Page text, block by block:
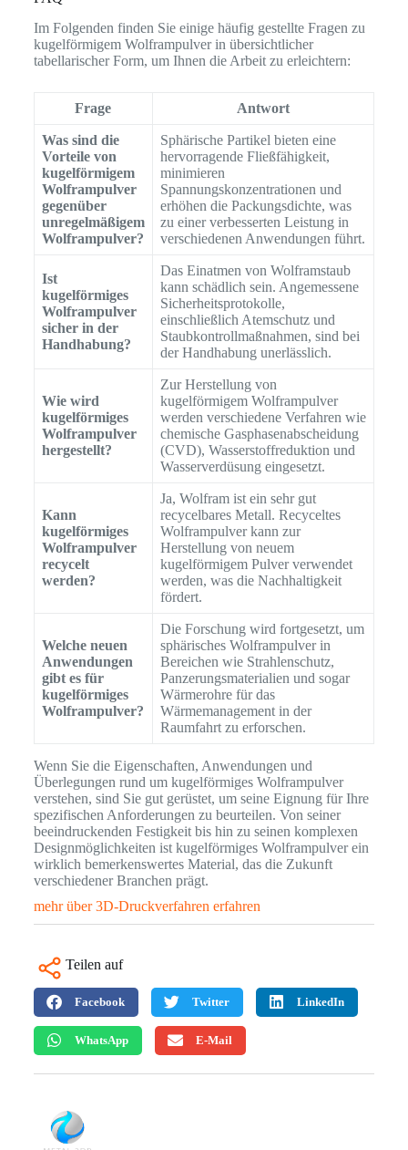
Im Folgenden finden Sie einige häufig gestellte Fragen zu
kugelförmigem Wolframpulver in übersichtlicher
tabellarischer Form, um Ihnen die Arbeit zu erleichtern:
Frage Antwort
Was sind die
Vorteile von
kugelförmigem
Wolframpulver
gegenüber
unregelmäßigem
Wolframpulver?
Sphärische Partikel bieten eine
hervorragende Fließfähigkeit,
minimieren
Spannungskonzentrationen und
erhöhen die Packungsdichte, was
zu einer verbesserten Leistung in
verschiedenen Anwendungen führt.
Ist
kugelförmiges
Wolframpulver
sicher in der
Handhabung?
Das Einatmen von Wolframstaub
kann schädlich sein. Angemessene
Sicherheitsprotokolle,
einschließlich Atemschutz und
Staubkontrollmaßnahmen, sind bei
der Handhabung unerlässlich.
Wie wird
kugelförmiges
Wolframpulver
hergestellt?
Zur Herstellung von
kugelförmigem Wolframpulver
werden verschiedene Verfahren wie
chemische Gasphasenabscheidung
(CVD), Wasserstoffreduktion und
Wasserverdüsung eingesetzt.
Kann
kugelförmiges
Wolframpulver
recycelt
werden?
Ja, Wolfram ist ein sehr gut
recycelbares Metall. Recyceltes
Wolframpulver kann zur
Herstellung von neuem
kugelförmigem Pulver verwendet
werden, was die Nachhaltigkeit
fördert.
Welche neuen
Anwendungen
gibt es für
kugelförmiges
Wolframpulver?
Die Forschung wird fortgesetzt, um
sphärisches Wolframpulver in
Bereichen wie Strahlenschutz,
Panzerungsmaterialien und sogar
Wärmerohre für das
Wärmemanagement in der
Raumfahrt zu erforschen.
Wenn Sie die Eigenschaften, Anwendungen und
Überlegungen rund um kugelförmiges Wolframpulver
verstehen, sind Sie gut gerüstet, um seine Eignung für Ihre
spezifischen Anforderungen zu beurteilen. Von seiner
beeindruckenden Festigkeit bis hin zu seinen komplexen
Designmöglichkeiten ist kugelförmiges Wolframpulver ein
wirklich bemerkenswertes Material, das die Zukunft
verschiedener Branchen prägt.
mehr über 3D-Druckverfahren erfahren
Teilen auf
Facebook Twitter LinkedIn
WhatsApp E-Mail